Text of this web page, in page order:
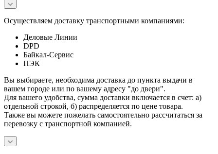
Осуществляем доставку транспортными компаниями:
Деловые Линии
DPD
Байкал-Сервис
ПЭК
Вы выбираете, необходима доставка до пункта выдачи в
вашем городе или по вашему адресу "до двери".
Для вашего удобства, сумма доставки включается в счет: а)
отдельной строкой, б) распределяется по цене товара.
Также вы можете пожелать самостоятельно рассчитаться за
перевозку с транспортной компанией.